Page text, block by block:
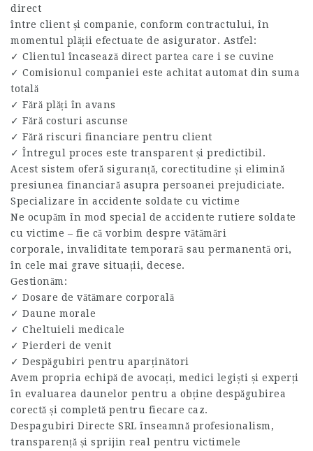
direct
între client și companie, conform contractului, în
momentul plății efectuate de asigurator. Astfel:
✓ Clientul încasează direct partea care i se cuvine
✓ Comisionul companiei este achitat automat din suma
totală
✓ Fără plăți în avans
✓ Fără costuri ascunse
✓ Fără riscuri financiare pentru client
✓ Întregul proces este transparent și predictibil.
Acest sistem oferă siguranță, corectitudine și elimină
presiunea financiară asupra persoanei prejudiciate.
Specializare în accidente soldate cu victime
Ne ocupăm în mod special de accidente rutiere soldate
cu victime – fie că vorbim despre vătămări
corporale, invaliditate temporară sau permanentă ori,
în cele mai grave situații, decese.
Gestionăm:
✓ Dosare de vătămare corporală
✓ Daune morale
✓ Cheltuieli medicale
✓ Pierderi de venit
✓ Despăgubiri pentru aparținători
Avem propria echipă de avocați, medici legiști și experți
în evaluarea daunelor pentru a obține despăgubirea
corectă și completă pentru fiecare caz.
Despagubiri Directe SRL înseamnă profesionalism,
transparență și sprijin real pentru victimele